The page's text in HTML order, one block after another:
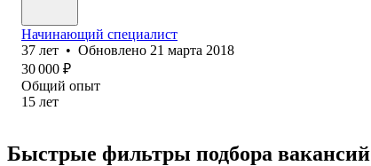
Начинающий специалист
37 лет • Обновлено 21 марта 2018
30 000 ₽
Общий опыт
15 лет
Быстрые фильтры подбора вакансий